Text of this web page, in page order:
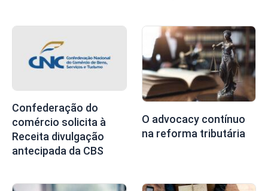
Confederação do
comércio solicita à
Receita divulgação
antecipada da CBS
O advocacy contínuo
na reforma tributária